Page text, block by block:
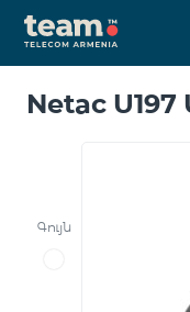
Netac U197
Գույն